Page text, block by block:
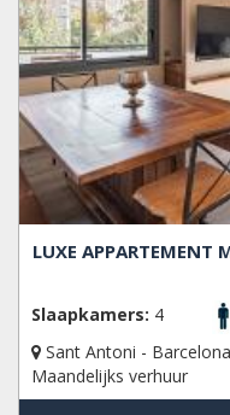
LUXE APPARTEMENT
Slaapkamers: 4
Sant Antoni - Barcelona
Maandelijks verhuur